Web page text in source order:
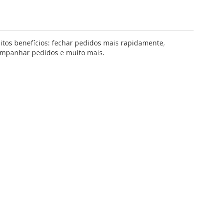
benefícios: fechar pedidos mais rapidamente,
pedidos e muito mais.